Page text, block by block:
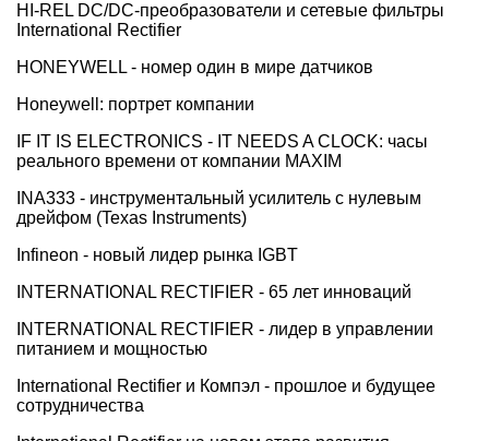
HI-REL DC/DC-преобразователи и сетевые фильтры
International Rectifier
HONEYWELL - номер один в мире датчиков
Honeywell: портрет компании
IF IT IS ELECTRONICS - IT NEEDS A CLOCK: часы
реального времени от компании MAXIM
INA333 - инструментальный усилитель с нулевым
дрейфом (Texas Instruments)
Infineon - новый лидер рынка IGBT
INTERNATIONAL RECTIFIER - 65 лет инноваций
INTERNATIONAL RECTIFIER - лидер в управлении
питанием и мощностью
International Rectifier и Компэл - прошлое и будущее
сотрудничества